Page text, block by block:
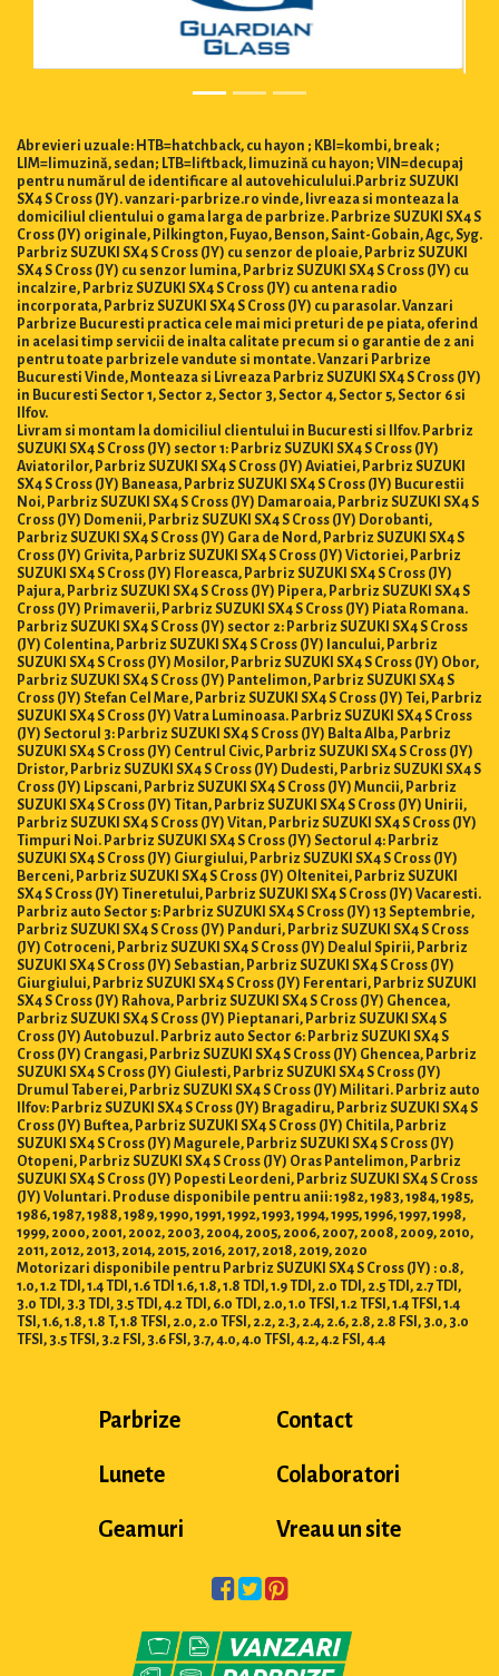
Abrevieri uzuale: HTB=hatchback, cu hayon ; KBI=kombi, break ;
LIM=limuzină, sedan; LTB=liftback, limuzină cu hayon; VIN=decupaj
pentru numărul de identificare al autovehiculului.Parbriz SUZUKI
SX4 S Cross (JY). vanzari-parbrize.ro vinde, livreaza si monteaza la
domiciliul clientului o gama larga de parbrize. Parbrize SUZUKI SX4 S
Cross (JY) originale, Pilkington, Fuyao, Benson, Saint-Gobain, Agc, Syg.
Parbriz SUZUKI SX4 S Cross (JY) cu senzor de ploaie, Parbriz SUZUKI
SX4 S Cross (JY) cu senzor lumina, Parbriz SUZUKI SX4 S Cross (JY) cu
incalzire, Parbriz SUZUKI SX4 S Cross (JY) cu antena radio
incorporata, Parbriz SUZUKI SX4 S Cross (JY) cu parasolar. Vanzari
Parbrize Bucuresti practica cele mai mici preturi de pe piata, oferind
in acelasi timp servicii de inalta calitate precum si o garantie de 2 ani
pentru toate parbrizele vandute si montate. Vanzari Parbrize
Bucuresti Vinde, Monteaza si Livreaza Parbriz SUZUKI SX4 S Cross (JY)
in Bucuresti Sector 1, Sector 2, Sector 3, Sector 4, Sector 5, Sector 6 si
Ilfov.
Livram si montam la domiciliul clientului in Bucuresti si Ilfov. Parbriz
SUZUKI SX4 S Cross (JY) sector 1: Parbriz SUZUKI SX4 S Cross (JY)
Aviatorilor, Parbriz SUZUKI SX4 S Cross (JY) Aviatiei, Parbriz SUZUKI
SX4 S Cross (JY) Baneasa, Parbriz SUZUKI SX4 S Cross (JY) Bucurestii
Noi, Parbriz SUZUKI SX4 S Cross (JY) Damaroaia, Parbriz SUZUKI SX4 S
Cross (JY) Domenii, Parbriz SUZUKI SX4 S Cross (JY) Dorobanti,
Parbriz SUZUKI SX4 S Cross (JY) Gara de Nord, Parbriz SUZUKI SX4 S
Cross (JY) Grivita, Parbriz SUZUKI SX4 S Cross (JY) Victoriei, Parbriz
SUZUKI SX4 S Cross (JY) Floreasca, Parbriz SUZUKI SX4 S Cross (JY)
Pajura, Parbriz SUZUKI SX4 S Cross (JY) Pipera, Parbriz SUZUKI SX4 S
Cross (JY) Primaverii, Parbriz SUZUKI SX4 S Cross (JY) Piata Romana.
Parbriz SUZUKI SX4 S Cross (JY) sector 2: Parbriz SUZUKI SX4 S Cross
(JY) Colentina, Parbriz SUZUKI SX4 S Cross (JY) Iancului, Parbriz
SUZUKI SX4 S Cross (JY) Mosilor, Parbriz SUZUKI SX4 S Cross (JY) Obor,
Parbriz SUZUKI SX4 S Cross (JY) Pantelimon, Parbriz SUZUKI SX4 S
Cross (JY) Stefan Cel Mare, Parbriz SUZUKI SX4 S Cross (JY) Tei, Parbriz
SUZUKI SX4 S Cross (JY) Vatra Luminoasa. Parbriz SUZUKI SX4 S Cross
(JY) Sectorul 3: Parbriz SUZUKI SX4 S Cross (JY) Balta Alba, Parbriz
SUZUKI SX4 S Cross (JY) Centrul Civic, Parbriz SUZUKI SX4 S Cross (JY)
Dristor, Parbriz SUZUKI SX4 S Cross (JY) Dudesti, Parbriz SUZUKI SX4 S
Cross (JY) Lipscani, Parbriz SUZUKI SX4 S Cross (JY) Muncii, Parbriz
SUZUKI SX4 S Cross (JY) Titan, Parbriz SUZUKI SX4 S Cross (JY) Unirii,
Parbriz SUZUKI SX4 S Cross (JY) Vitan, Parbriz SUZUKI SX4 S Cross (JY)
Timpuri Noi. Parbriz SUZUKI SX4 S Cross (JY) Sectorul 4: Parbriz
SUZUKI SX4 S Cross (JY) Giurgiului, Parbriz SUZUKI SX4 S Cross (JY)
Berceni, Parbriz SUZUKI SX4 S Cross (JY) Oltenitei, Parbriz SUZUKI
SX4 S Cross (JY) Tineretului, Parbriz SUZUKI SX4 S Cross (JY) Vacaresti.
Parbriz auto Sector 5: Parbriz SUZUKI SX4 S Cross (JY) 13 Septembrie,
Parbriz SUZUKI SX4 S Cross (JY) Panduri, Parbriz SUZUKI SX4 S Cross
(JY) Cotroceni, Parbriz SUZUKI SX4 S Cross (JY) Dealul Spirii, Parbriz
SUZUKI SX4 S Cross (JY) Sebastian, Parbriz SUZUKI SX4 S Cross (JY)
Giurgiului, Parbriz SUZUKI SX4 S Cross (JY) Ferentari, Parbriz SUZUKI
SX4 S Cross (JY) Rahova, Parbriz SUZUKI SX4 S Cross (JY) Ghencea,
Parbriz SUZUKI SX4 S Cross (JY) Pieptanari, Parbriz SUZUKI SX4 S
Cross (JY) Autobuzul. Parbriz auto Sector 6: Parbriz SUZUKI SX4 S
Cross (JY) Crangasi, Parbriz SUZUKI SX4 S Cross (JY) Ghencea, Parbriz
SUZUKI SX4 S Cross (JY) Giulesti, Parbriz SUZUKI SX4 S Cross (JY)
Drumul Taberei, Parbriz SUZUKI SX4 S Cross (JY) Militari. Parbriz auto
Ilfov: Parbriz SUZUKI SX4 S Cross (JY) Bragadiru, Parbriz SUZUKI SX4 S
Cross (JY) Buftea, Parbriz SUZUKI SX4 S Cross (JY) Chitila, Parbriz
SUZUKI SX4 S Cross (JY) Magurele, Parbriz SUZUKI SX4 S Cross (JY)
Otopeni, Parbriz SUZUKI SX4 S Cross (JY) Oras Pantelimon, Parbriz
SUZUKI SX4 S Cross (JY) Popesti Leordeni, Parbriz SUZUKI SX4 S Cross
(JY) Voluntari. Produse disponibile pentru anii: 1982, 1983, 1984, 1985,
1986, 1987, 1988, 1989, 1990, 1991, 1992, 1993, 1994, 1995, 1996, 1997, 1998,
1999, 2000, 2001, 2002, 2003, 2004, 2005, 2006, 2007, 2008, 2009, 2010,
2011, 2012, 2013, 2014, 2015, 2016, 2017, 2018, 2019, 2020
Motorizari disponibile pentru Parbriz SUZUKI SX4 S Cross (JY) : 0.8,
1.0, 1.2 TDI, 1.4 TDI, 1.6 TDI 1.6, 1.8, 1.8 TDI, 1.9 TDI, 2.0 TDI, 2.5 TDI, 2.7 TDI,
3.0 TDI, 3.3 TDI, 3.5 TDI, 4.2 TDI, 6.0 TDI, 2.0, 1.0 TFSI, 1.2 TFSI, 1.4 TFSI, 1.4
TSI, 1.6, 1.8, 1.8 T, 1.8 TFSI, 2.0, 2.0 TFSI, 2.2, 2.3, 2.4, 2.6, 2.8, 2.8 FSI, 3.0, 3.0
TFSI, 3.5 TFSI, 3.2 FSI, 3.6 FSI, 3.7, 4.0, 4.0 TFSI, 4.2, 4.2 FSI, 4.4
Parbrize
Lunete
Geamuri
Contact
Colaboratori
Vreau un site